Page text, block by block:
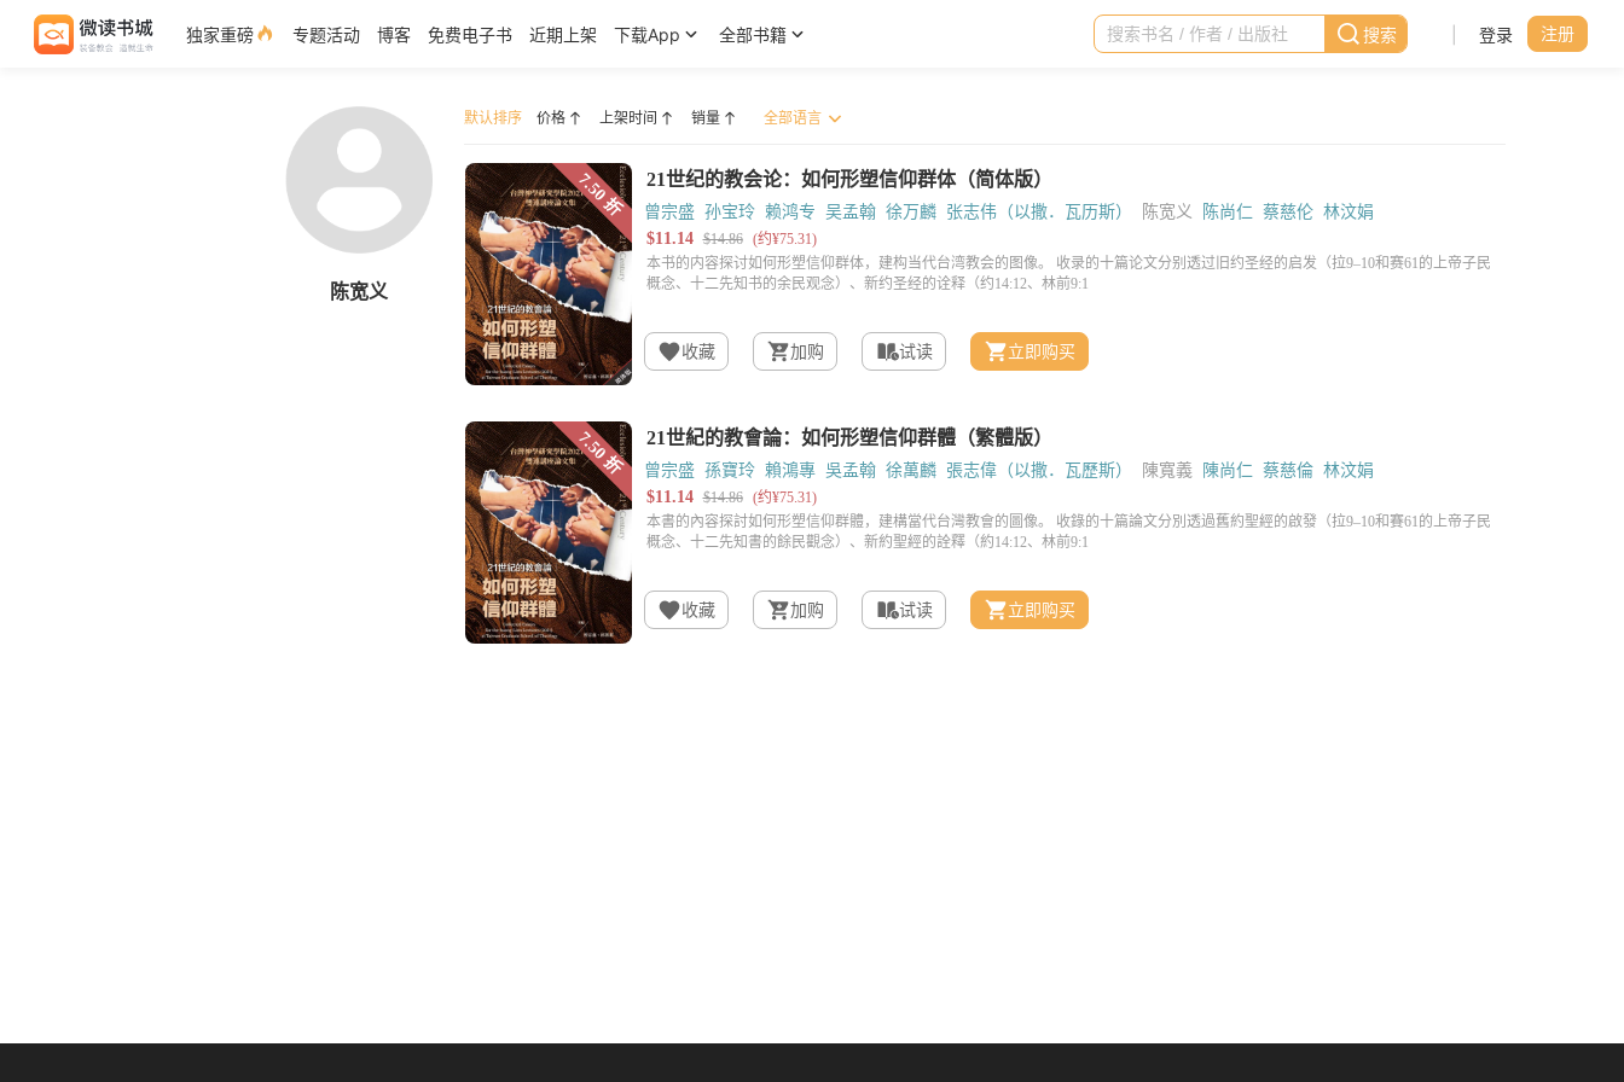
独家重磅 专题活动 博客 免费电子书 近期上架 下载App 全部书籍 登录 注册
陈宽义
默认排序 价格 上架时间 销量
曾宗盛 孙宝玲 赖鸿专 吴孟翰 徐万麟 张志伟（以撒．瓦历斯） 陈宽义 陈尚仁 蔡慈伦 林汶娟
收藏 加购 试读 立即购买
曾宗盛 孫寶玲 賴鴻專 吳孟翰 徐萬麟 張志偉（以撒．瓦歷斯） 陳寬義 陳尚仁 蔡慈倫 林汶娟
收藏 加购 试读 立即购买